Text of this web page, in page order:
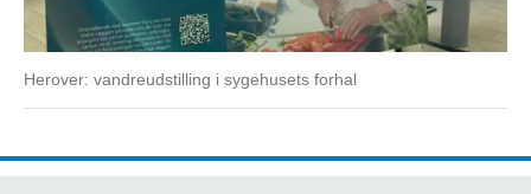
Herover: vandreudstilling i sygehusets forhal